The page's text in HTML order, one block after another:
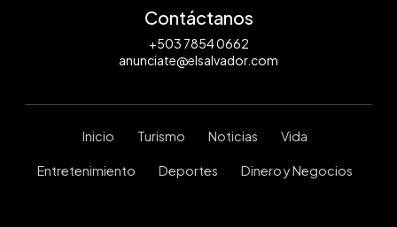
Contáctanos
+503 7854 0662
anunciate@elsalvador.com
Inicio Turismo Noticias Vida
Entretenimiento Deportes Dinero y Negocios